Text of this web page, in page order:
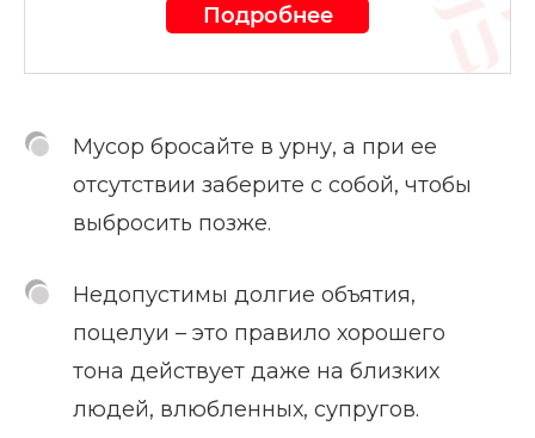
Подробнее
Мусор бросайте в урну, а при ее
отсутствии заберите с собой, чтобы
выбросить позже.
Недопустимы долгие объятия,
поцелуи – это правило хорошего
тона действует даже на близких
людей, влюбленных, супругов.